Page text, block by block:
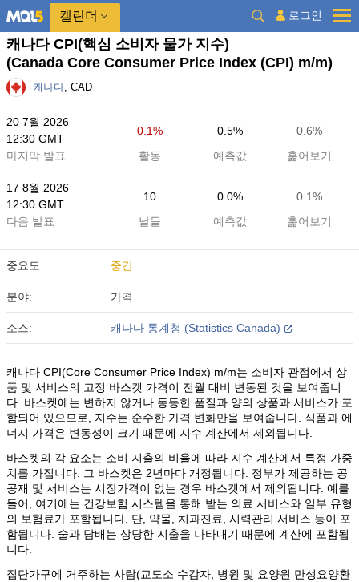
캘린더 로그인
캐나다 CPI(핵심 소비자 물가 지수)
(Canada Core Consumer Price Index (CPI) m/m)
캐나다, CAD
20 7월 2026
12:30 GMT
0.1% 0.5%
0.6%
마지막 발표
활동 예측값 훑어보기
17 8월 2026
12:30 GMT
10 0.0%
0.1%
다음 발표
날들 예측값 훑어보기
중요도 중간
분야: 가격
소스: 캐나다 통계청 (Statistics Canada)
캐나다 CPI(Core Consumer Price Index) m/m는 소비자 관점에서 상
품 및 서비스의 고정 바스켓 가격이 전월 대비 변동된 것을 보여줍니
다. 바스켓에는 변하지 않거나 동등한 품질과 양의 상품과 서비스가 포
함되어 있으므로, 지수는 순수한 가격 변화만을 보여줍니다. 식품과 에
너지 가격은 변동성이 크기 때문에 지수 계산에서 제외됩니다.
바스켓의 각 요소는 소비 지출의 비율에 따라 지수 계산에서 특정 가중
치를 가집니다. 그 바스켓은 2년마다 개정됩니다. 정부가 제공하는 공
공재 및 서비스는 시장가격이 없는 경우 바스켓에서 제외됩니다. 예를
들어, 여기에는 건강보험 시스템을 통해 받는 의료 서비스와 일부 유형
의 보험료가 포함됩니다. 단, 약물, 치과진료, 시력관리 서비스 등이 포
함됩니다. 술과 담배는 상당한 지출을 나타내기 때문에 계산에 포함됩
니다.
집단가구에 거주하는 사람(교도소 수감자, 병원 및 요양원 만성요양환